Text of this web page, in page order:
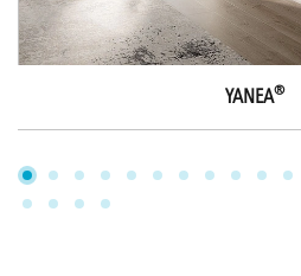
YANEA®